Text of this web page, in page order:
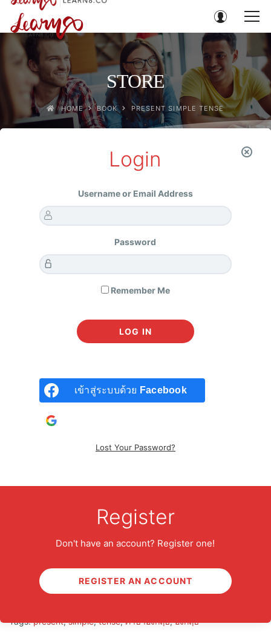
Login
Username or Email Address
Password
Remember Me
เข้าสู่ระบบด้วย Facebook
Lost Your Password?
Register
Don't have an account? Register one!
REGISTER AN ACCOUNT
STORE
HOME BOOK PRESENT SIMPLE TENSE
Present Simple Tense
Present Simple Tense quantity
Tags:present,simple,tense,ภาษาอังกฤษ,อังกฤษ